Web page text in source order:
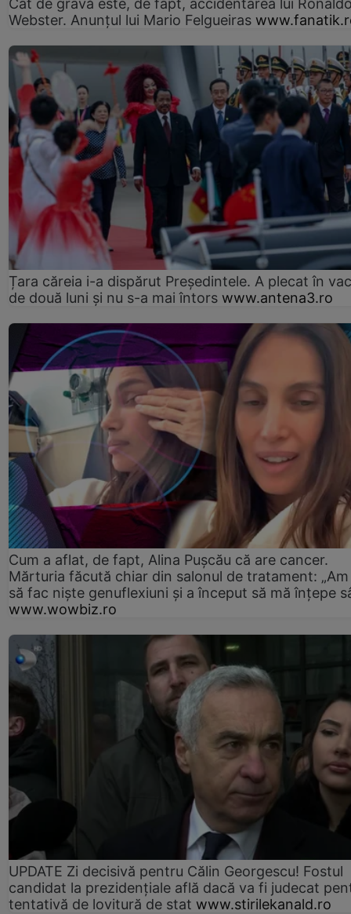
Webster. Anunțul lui Mario Felgueiras
Țara căreia i-a dispărut Președintele. A plecat în
de două luni și nu s-a mai întors www.antena3.ro
Cum a aflat, de fapt, Alina Pușcău că are cancer.
Mărturia făcută chiar din salonul de tratament:
să fac niște genuflexiuni și a început să mă înțepe
www.wowbiz.ro
UPDATE Zi decisivă pentru Călin Georgescu! Fostul
candidat la prezidențiale află dacă va fi judecat
tentativă de lovitură de stat www.stirilekanald.ro